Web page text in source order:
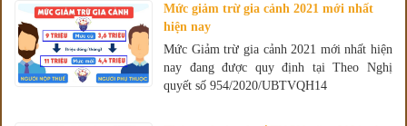
Mức giảm trừ gia cảnh 2021 mới nhất
hiện nay
Mức Giảm trừ gia cảnh 2021 mới nhất hiện
nay đang được quy định tại Theo Nghị
quyết số 954/2020/UBTVQH14